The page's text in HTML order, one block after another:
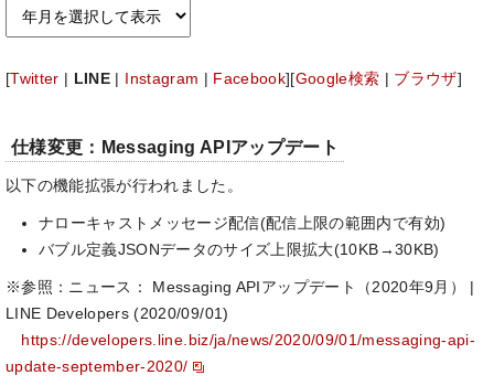
[Twitter LINE Instagram Facebook][Google検索 ブラウザ]
仕様変更：Messaging APIアップデート
以下の機能拡張が行われました。
ナローキャストメッセージ配信(配信上限の範囲内で有効)
バブル定義JSONデータのサイズ上限拡大(10KB→30KB)
※参照：ニュース： Messaging APIアップデート（2020年9月） |
LINE Developers (2020/09/01)
https://developers.line.biz/ja/news/2020/09/01/messaging-api-
update-september-2020/